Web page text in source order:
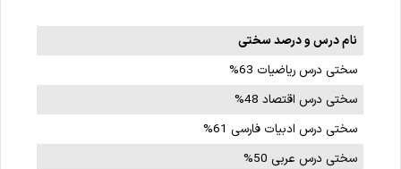
نام درس و درصد سختی
سختی درس ریاضیات 63%
سختی درس اقتصاد 48%
سختی درس ادبیات فارسی 61%
سختی درس عربی 50%